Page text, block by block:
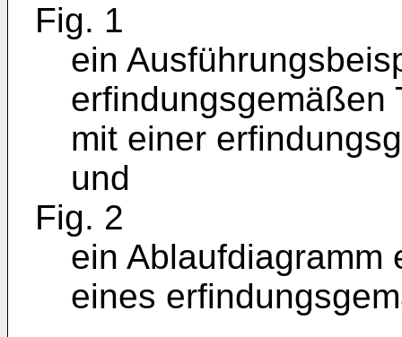
Fig. 1
ein
erfindungsgemäßen
mit einer
und
Fig. 2
ein Ablaufdiagramm
eines